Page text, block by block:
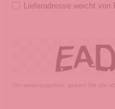
Lieferadresse weicht von
Um weiterzugehen, geben Sie die